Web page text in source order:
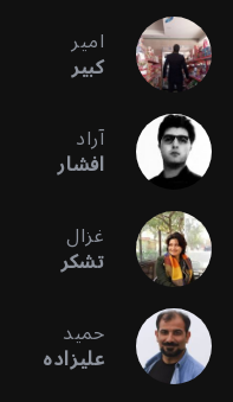
امیر
کبیر
آراد
افشار
غزال
تشکر
حمید
علیزاده